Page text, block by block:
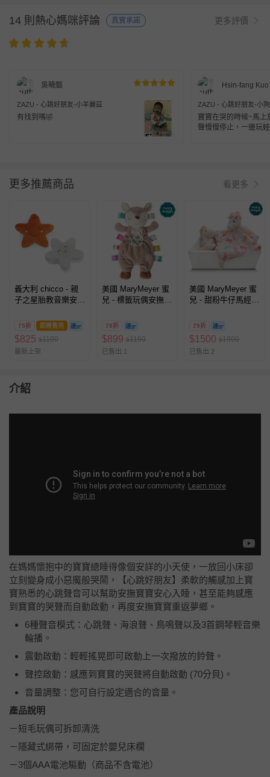
14 則熱心媽咪評論 真實承諾 更多評價
吳曉甄
ZAZU - 心跳好朋友-小羊麗茲
有找到嗎🤣
Hsin-fang Kuo
ZAZU - 心跳好朋友-小
寶寶在哭的時候~馬上
聲慢慢停止，一邊玩
更多推薦商品 看更多
義大利 chicco - 親
子之星胎教音樂安撫
75折 即將售完
$825 $1100
最新上架
美國 MaryMeyer 蜜
兒 - 標籤玩偶安撫
78折
$899 $1150
已售出 1
美國 MaryMeyer 蜜
兒 - 甜粉牛仔馬經典
撫巾
79折
$1500 $1900
已售出 2
介紹
在媽媽懷抱中的寶寶總睡得像個安詳的小天使，一放回小床卻
立刻變身成小惡魔般哭鬧，【心跳好朋友】柔軟的觸感加上寶
寶熟悉的心跳聲音可以幫助安撫寶寶安心入睡，甚至能夠感應
到寶寶的哭聲而自動啟動，再度安撫寶寶重返夢鄉。
6種聲音模式：心跳聲、海浪聲、鳥鳴聲以及3首鋼琴輕音樂
輪播。
震動啟動：輕輕搖晃即可啟動上一次撥放的鈴聲。
聲控啟動：感應到寶寶的哭聲將自動啟動 (70分貝)。
音量調整：您可自行設定適合的音量。
產品說明
－短毛玩偶可拆卸清洗
－隱藏式綁帶，可固定於嬰兒床欄
－3個AAA電池驅動（商品不含電池）